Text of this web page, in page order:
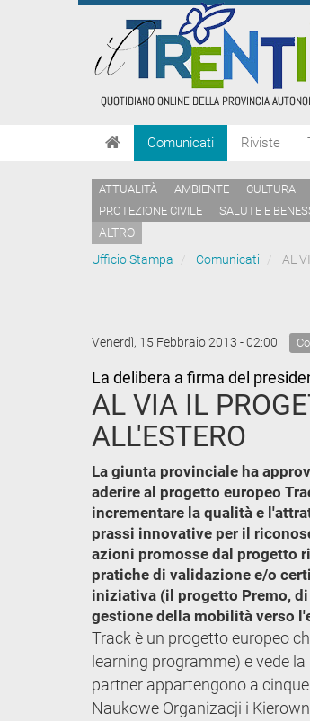
Comunicati Riviste
ATTUALITÀ AMBIENTE CULTURA
PROTEZIONE CIVILE
SALUTE E
ALTRO
Ufficio Stampa
Comunicati AL
Venerdì, 15 Febbraio 2013 - 02:00
La delibera a firma del
AL VIA IL
ALL'ESTERO
La giunta provinciale ha
aderire al progetto europeo
incrementare la qualità e
prassi innovative per il
azioni promosse dal progetto
pratiche di validazione e/o
iniziativa (il progetto Premo,
gestione della mobilità verso
Track è un progetto europeo
learning programme) e vede
partner appartengono a
Naukowe Organizacji i